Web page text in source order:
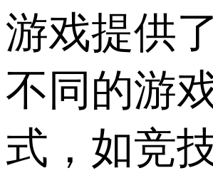
游戏提供
不同的游
式，如竞